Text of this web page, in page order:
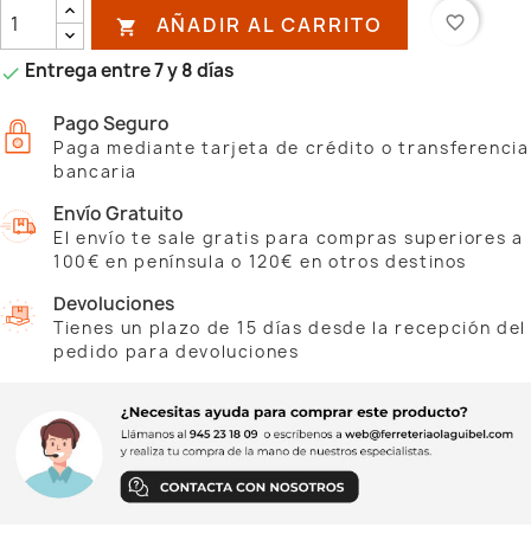
 AÑADIR AL CARRITO favorite_border
 Entrega entre 7 y 8 días
Pago Seguro
Paga mediante tarjeta de crédito o transferencia
bancaria
Envío Gratuito
El envío te sale gratis para compras superiores a
100€ en península o 120€ en otros destinos
Devoluciones
Tienes un plazo de 15 días desde la recepción del
pedido para devoluciones